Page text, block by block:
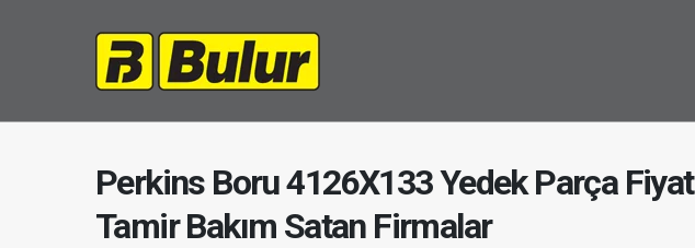
Perkins Boru 4126X133 Yedek Parça Fiyat
Tamir Bakım Satan Firmalar